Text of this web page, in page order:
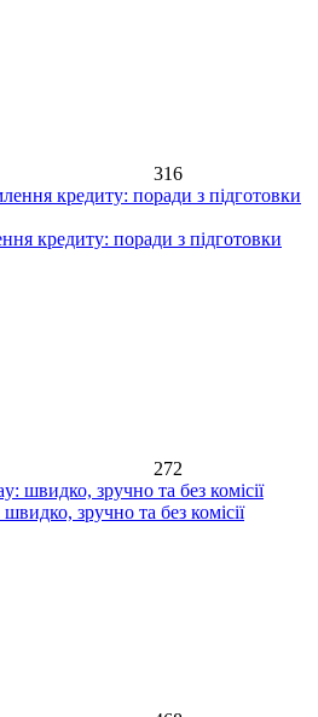
316
кредиту: поради з підготовки
272
зручно та без комісії